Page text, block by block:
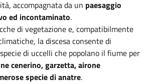
accompagnata da un paesaggio
ed incontaminato.
di vegetazione e, compatibilmente
la discesa consente di
di uccelli che popolano il fiume per
cenerino, garzetta, airone
specie di anatre.